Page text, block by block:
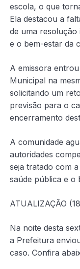
escola, o que
Ela destacou a
de uma resolução
e o bem-estar da
A emissora
Municipal na
solicitando um
previsão para o
encerramento
A comunidade
autoridades
seja tratado com
saúde pública e o
ATUALIZAÇÃO
Na noite desta
a Prefeitura
caso. Confira